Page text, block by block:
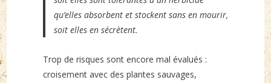
qu’elles absorbent et stockent sans en mourir,
soit elles en sécrètent.
Trop de risques sont encore mal évalués :
croisement avec des plantes sauvages,